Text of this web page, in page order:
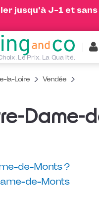
jusqu'à J-1 et sans
Le Prix. La Qualité.
la-Loire
Vendée
Dame-
de-Monts ?
de-Monts